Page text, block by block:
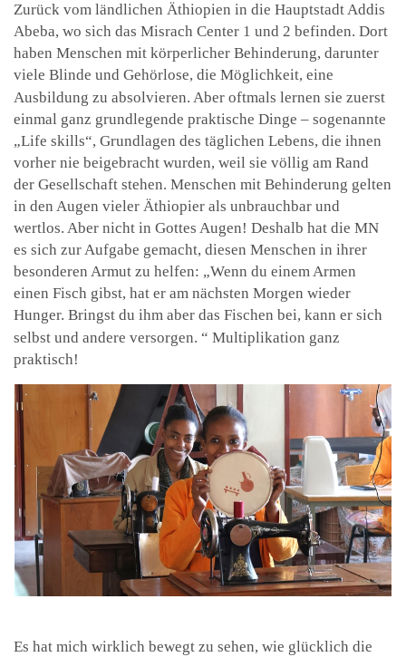
Zurück vom ländlichen Äthiopien in die Hauptstadt Addis
Abeba, wo sich das Misrach Center 1 und 2 befinden. Dort
haben Menschen mit körperlicher Behinderung, darunter
viele Blinde und Gehörlose, die Möglichkeit, eine
Ausbildung zu absolvieren. Aber oftmals lernen sie zuerst
einmal ganz grundlegende praktische Dinge – sogenannte
„Life skills“, Grundlagen des täglichen Lebens, die ihnen
vorher nie beigebracht wurden, weil sie völlig am Rand
der Gesellschaft stehen. Menschen mit Behinderung gelten
in den Augen vieler Äthiopier als unbrauchbar und
wertlos. Aber nicht in Gottes Augen! Deshalb hat die MN
es sich zur Aufgabe gemacht, diesen Menschen in ihrer
besonderen Armut zu helfen: „Wenn du einem Armen
einen Fisch gibst, hat er am nächsten Morgen wieder
Hunger. Bringst du ihm aber das Fischen bei, kann er sich
selbst und andere versorgen. “ Multiplikation ganz
praktisch!
Es hat mich wirklich bewegt zu sehen, wie glücklich die